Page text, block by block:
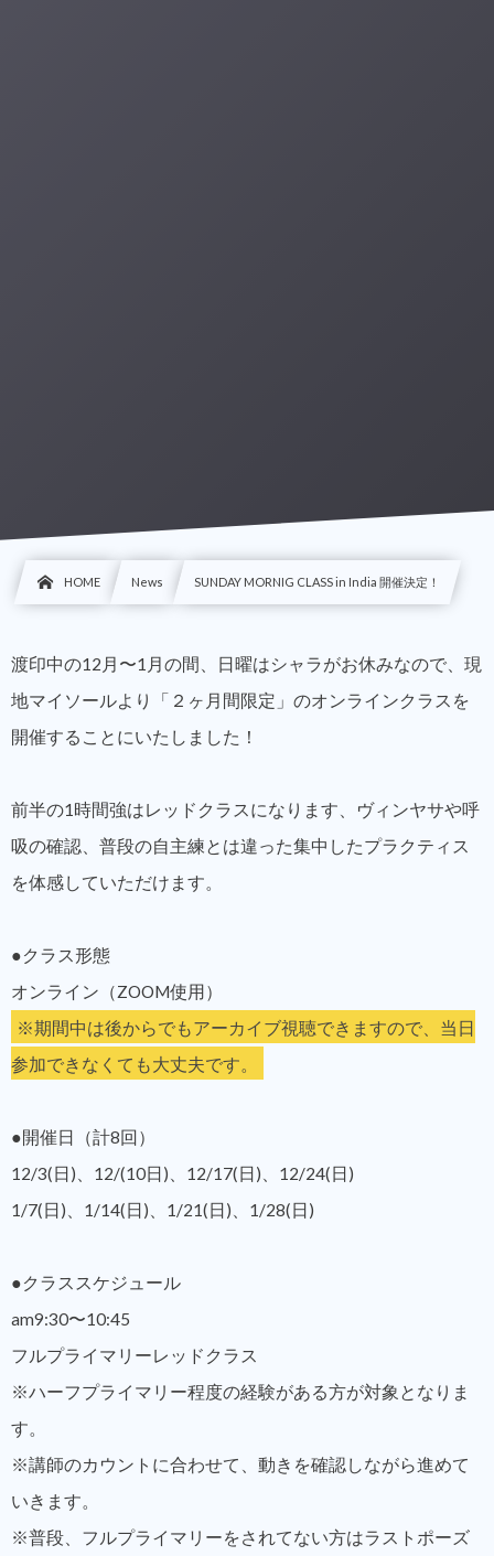
HOME News SUNDAY MORNIG CLASS in India 開催決定！
渡印中の12月〜1月の間、日曜はシャラがお休みなので、現
地マイソールより「２ヶ月間限定」のオンラインクラスを
開催することにいたしました！
前半の1時間強はレッドクラスになります、ヴィンヤサや呼
吸の確認、普段の自主練とは違った集中したプラクティス
を体感していただけます。
●クラス形態
オンライン（ZOOM使用）
※期間中は後からでもアーカイブ視聴できますので、当日
参加できなくても大丈夫です。
●開催日（計8回）
12/3(日)、12/(10日)、12/17(日)、12/24(日)
1/7(日)、1/14(日)、1/21(日)、1/28(日)
●クラススケジュール
am9:30〜10:45
フルプライマリーレッドクラス
※ハーフプライマリー程度の経験がある方が対象となりま
す。
※講師のカウントに合わせて、動きを確認しながら進めて
いきます。
※普段、フルプライマリーをされてない方はラストポーズ